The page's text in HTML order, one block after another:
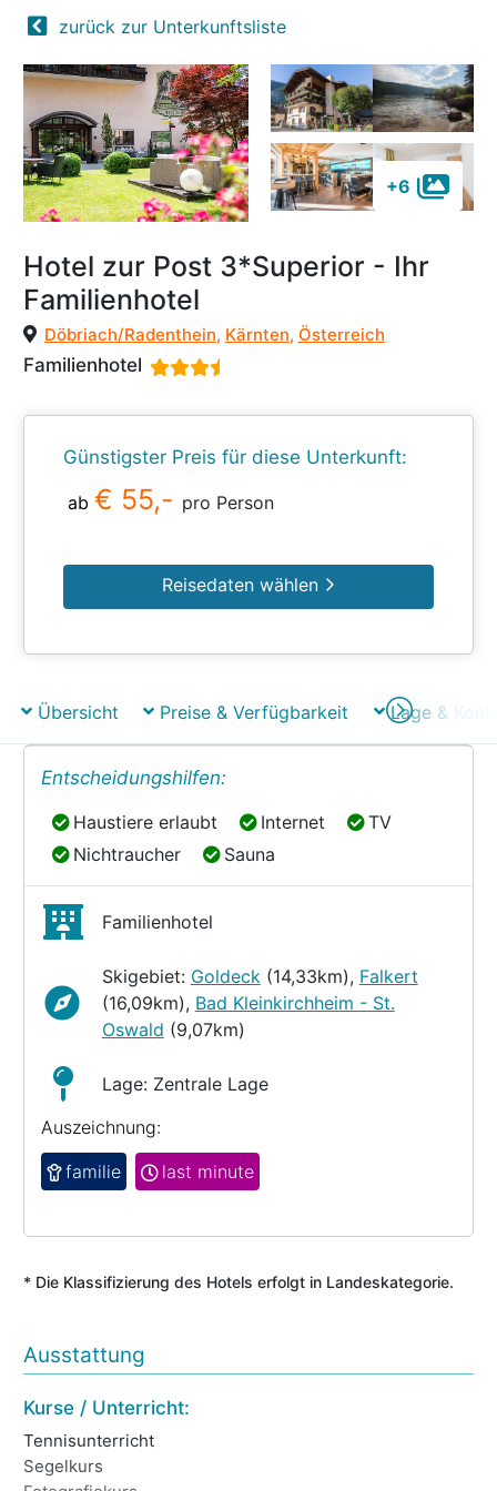
zurück zur Unterkunftsliste
+6
Hotel zur Post 3*Superior - Ihr
Familienhotel
Döbriach/Radenthein, Kärnten, Österreich
Familienhotel
Günstigster Preis für diese Unterkunft:
ab € 55,- pro Person
Reisedaten wählen
Übersicht Preise & Verfügbarkeit Lage &
Entscheidungshilfen:
Haustiere erlaubt
Haustiere erlaubt Internet
Internet TV
TV
Nichtraucher
Nichtraucher Sauna
Sauna
Familienhotel
Skigebiet: Goldeck (14,33km), Falkert
(16,09km), Bad Kleinkirchheim - St.
Oswald (9,07km)
Lage: Zentrale Lage
Auszeichnung:
familie
last minute
* Die Klassifizierung des Hotels erfolgt in Landeskategorie.
Ausstattung
Kurse / Unterricht:
Tennisunterricht
Segelkurs